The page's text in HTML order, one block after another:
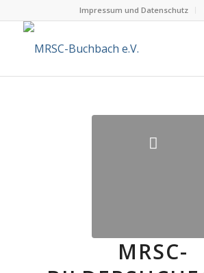
Impressum und Datenschutz
MRSC-